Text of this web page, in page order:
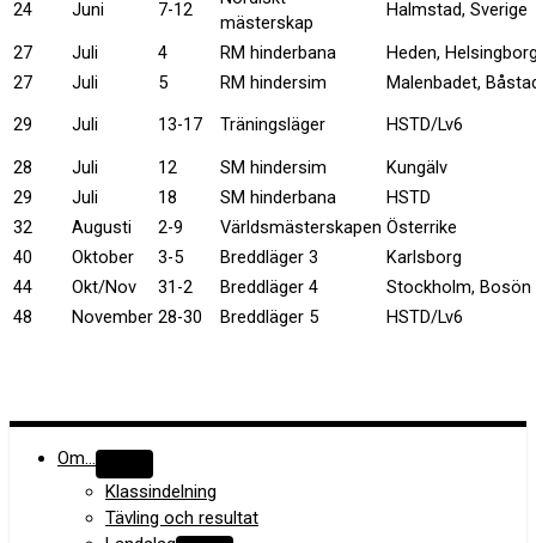
24 Juni 7-12
mästerskap
Halmstad, Sverige
27
Juli 4 RM hinderbana
Heden,
27
Juli 5 RM hindersim
Malenbadet,
29
Juli 13-17 Träningsläger
HSTD/Lv6
28
Juli 12 SM hindersim
Kungälv
29
Juli 18 SM hinderbana
HSTD
32
Augusti 2-9 Världsmästerskapen Österrike
40
Oktober 3-5 Breddläger 3
Karlsborg
44
Okt/Nov 31-2 Breddläger 4
Stockholm, Bosön
48
November 28-30 Breddläger 5 HSTD/Lv6
Om…
Klassindelning
Tävling och resultat